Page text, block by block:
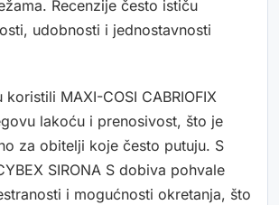
Recenzije često ističu
udobnosti i jednostavnosti
MAXI-COSI CABRIOFIX
lakoću i prenosivost, što je
za obitelji koje često putuju. S
SIRONA S dobiva pohvale
i mogućnosti okretanja, što